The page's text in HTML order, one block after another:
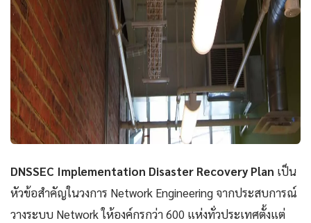
DNSSEC Implementation Disaster Recovery Plan เป็น
หัวข้อสำคัญในวงการ Network Engineering จากประสบการณ์
วางระบบ Network ให้องค์กรกว่า 600 แห่งทั่วประเทศตั้งแต่